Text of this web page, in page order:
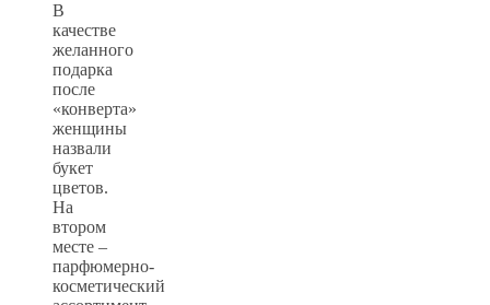
В
качестве
желанного
подарка
после
«конверта»
женщины
назвали
букет
цветов.
На
втором
месте –
парфюмерно-
косметический